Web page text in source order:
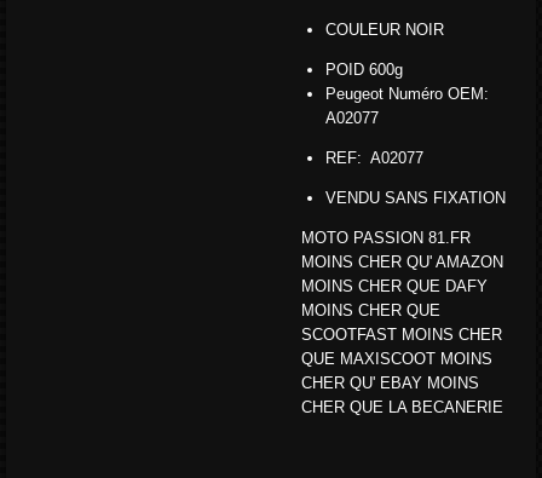
COULEUR NOIR
POID 600g
Peugeot Numéro OEM:
A02077
REF: A02077
VENDU SANS FIXATION
MOTO PASSION 81.FR
MOINS CHER QU' AMAZON
MOINS CHER QUE DAFY
MOINS CHER QUE
SCOOTFAST MOINS CHER
QUE MAXISCOOT MOINS
CHER QU' EBAY MOINS
CHER QUE LA BECANERIE